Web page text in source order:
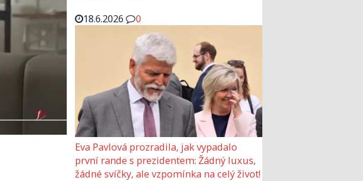
18.6.2026
0
Eva Pavlová prozradila, jak vypadalo
první rande s prezidentem: Žádný luxus,
žádné svíčky, ale vzpomínka na celý život!